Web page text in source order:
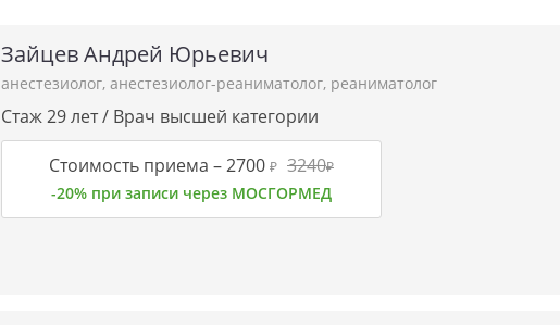
Зайцев Андрей Юрьевич
анестезиолог, анестезиолог-реаниматолог, реаниматолог
Стаж 29 лет / Врач высшей категории
Стоимость приема –2700 ₽ 3240₽
-20% при записи через МОСГОРМЕД